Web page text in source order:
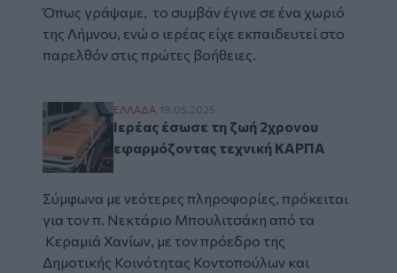
Όπως γράψαμε, το συμβάν έγινε σε ένα χωριό
της Λήμνου, ενώ ο ιερέας είχε εκπαιδευτεί στο
παρελθόν στις πρώτες βοήθειες.
Ιερέας έσωσε τη ζωή 2χρονου
ΕΛΛAΔΑ 19.05.2025
Ιερέας έσωσε τη ζωή 2χρονου
εφαρμόζοντας τεχνική ΚΑΡΠΑ
Σύμφωνα με νεότερες πληροφορίες, πρόκειται
για τον π. Νεκτάριο Μπουλιτσάκη από τα
Κεραμιά Χανίων, με τον πρόεδρο της
Δημοτικής Κοινότητας Κοντοπούλων και